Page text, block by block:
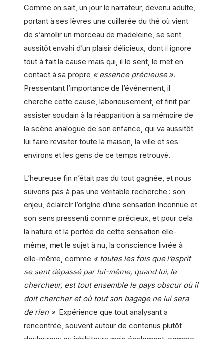
Comme on sait, un jour le narrateur, devenu adulte,
portant à ses lèvres une cuillerée du thé où vient
de s’amollir un morceau de madeleine, se sent
aussitôt envahi d’un plaisir délicieux, dont il ignore
tout à fait la cause mais qui, il le sent, le met en
contact à sa propre « essence précieuse ».
Pressentant l’importance de l’événement, il
cherche cette cause, laborieusement, et finit par
assister soudain à la réapparition à sa mémoire de
la scène analogue de son enfance, qui va aussitôt
lui faire revisiter toute la maison, la ville et ses
environs et les gens de ce temps retrouvé.
L’heureuse fin n’était pas du tout gagnée, et nous
suivons pas à pas une véritable recherche : son
enjeu, éclaircir l’origine d’une sensation inconnue et
son sens pressenti comme précieux, et pour cela
la nature et la portée de cette sensation elle-
même, met le sujet à nu, la conscience livrée à
elle-même, comme « toutes les fois que l’esprit
se sent dépassé par lui-même, quand lui, le
chercheur, est tout ensemble le pays obscur où il
doit chercher et où tout son bagage ne lui sera
de rien ». Expérience que tout analysant a
rencontrée, souvent autour de contenus plutôt